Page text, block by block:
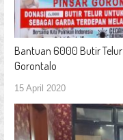
Bantuan 6000 Butir Telur
Gorontalo
15 April 2020